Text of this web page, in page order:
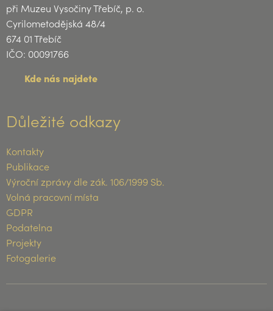
při Muzeu Vysočiny Třebíč, p. o.
Cyrilometodějská 48/4
674 01 Třebíč
IČO: 00091766
Kde nás najdete
Důležité odkazy
Kontakty
Publikace
Výroční zprávy dle zák. 106/1999 Sb.
Volná pracovní místa
GDPR
Podatelna
Projekty
Fotogalerie